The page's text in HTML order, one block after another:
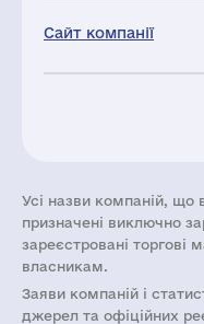
Сайт компанії
Усі назви компаній, що
призначені виключно
зареєстровані торгові
власникам.
Заяви компаній i
джерел та офіційних